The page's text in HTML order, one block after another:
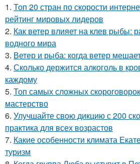
1. Топ 20 стран по скорости
рейтинг мировых лидеров
2. Как ветер влияет на клев рыбы:
водного мира
3. Ветер и рыба: когда ветер
4. Сколько держится алкоголь в
каждому
5. Топ самых сложных
мастерство
6. Улучшайте свою дикцию с 200
практика для всех возрастов
7. Какие особенности климата
туризм